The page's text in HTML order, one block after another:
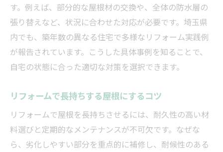
す。例えば、部分的な屋根材の交換や、全体の防水層の
張り替えなど、状況に合わせた対応が必要です。埼玉県
内でも、築年数の異なる住宅で多様なリフォーム実践例
が報告されています。こうした具体事例を知ることで、
自宅の状態に合った適切な対策を選択できます。
リフォームで長持ちする屋根にするコツ
リフォームで屋根を長持ちさせるには、耐久性の高い材
料選びと定期的なメンテナンスが不可欠です。なぜな
ら、劣化しやすい部分を重点的に補修し、耐候性のある